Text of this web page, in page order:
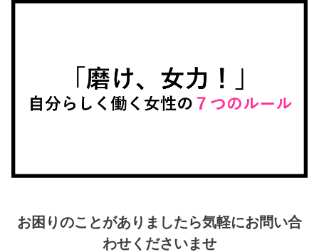
お困りのことがありましたら気軽にお問い合
わせくださいませ